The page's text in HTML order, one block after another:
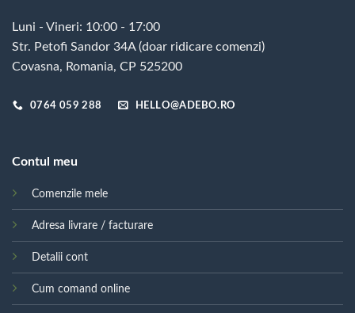
Luni - Vineri: 10:00 - 17:00
Str. Petofi Sandor 34A (doar ridicare comenzi)
Covasna, Romania, CP 525200
0764 059 288 HELLO@ADEBO.RO
Contul meu
Comenzile mele
Adresa livrare / facturare
Detalii cont
Cum comand online